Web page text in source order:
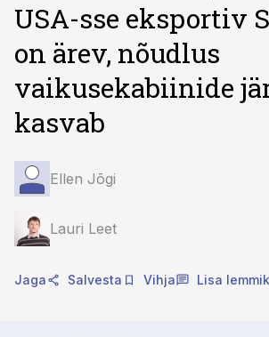
USA-sse eksportiv
on ärev, nõudlus
vaikusekabiinide
kasvab
Ellen Jõgi
Lauri Leet
Jaga Salvesta Vihja Lisa